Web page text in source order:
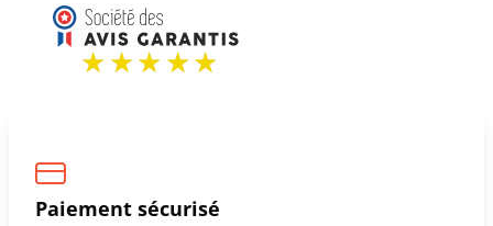
Paiement sécurisé